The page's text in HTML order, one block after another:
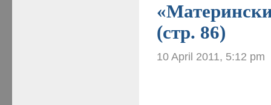
(стр. 86)
10 April 2011, 5:12 pm